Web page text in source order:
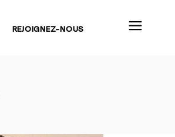
REJOIGNEZ-NOUS